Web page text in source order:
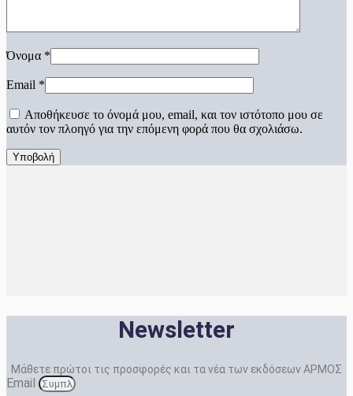
Όνομα *
Email *
Αποθήκευσε το όνομά μου, email, και τον ιστότοπο μου σε
αυτόν τον πλοηγό για την επόμενη φορά που θα σχολιάσω.
Newsletter
Μάθετε πρώτοι τις προσφορές και τα νέα των εκδόσεων ΑΡΜΟΣ
Email